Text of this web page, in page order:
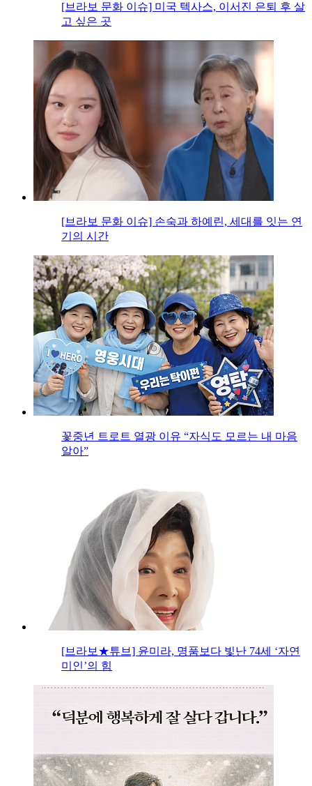
[브라보 문화 이슈] 미국 텍사스, 이서진 은퇴 후 살
고 싶은 곳
[브라보 문화 이슈] 손숙과 하예린, 세대를 잇는 연
기의 시간
꽃중년 트로트 열광 이유 “자식도 모르는 내 마음
알아”
[브라보★튜브] 윤미라, 명품보다 빛난 74세 ‘자연
미인’의 힘